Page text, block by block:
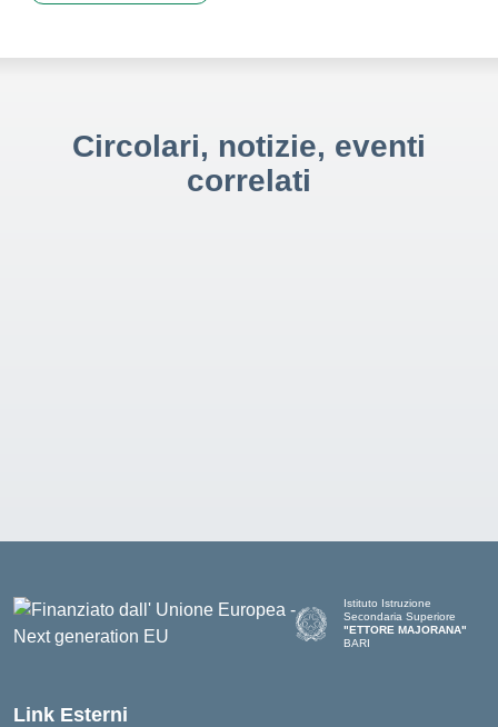
Circolari, notizie, eventi
correlati
Istituto Istruzione
Secondaria Superiore
"ETTORE MAJORANA"
BARI
Link Esterni